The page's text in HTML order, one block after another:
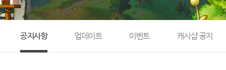
공지사항 업데이트 이벤트 캐시샵 공지